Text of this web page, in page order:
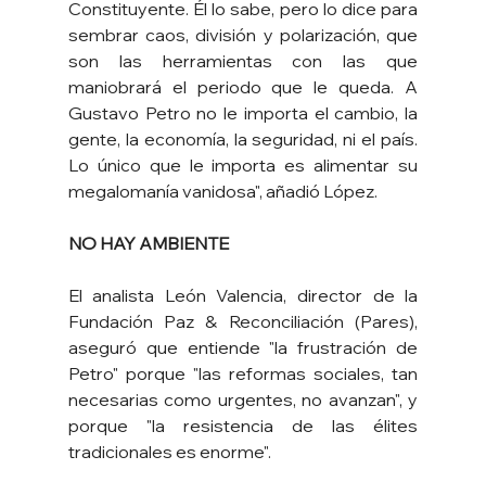
Constituyente. Él lo sabe, pero lo dice para
sembrar caos, división y polarización, que
son las herramientas con las que
maniobrará el periodo que le queda. A
Gustavo Petro no le importa el cambio, la
gente, la economía, la seguridad, ni el país.
Lo único que le importa es alimentar su
megalomanía vanidosa", añadió López.
NO HAY AMBIENTE
El analista León Valencia, director de la
Fundación Paz & Reconciliación (Pares),
aseguró que entiende "la frustración de
Petro" porque "las reformas sociales, tan
necesarias como urgentes, no avanzan", y
porque "la resistencia de las élites
tradicionales es enorme".